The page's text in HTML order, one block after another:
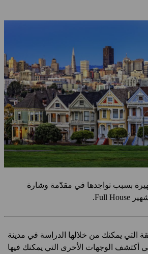
بسبب تواجدها في مقدّمة وشارة
Full House
.
يمكنك من خلالها الدراسة في مدينة
الوجهات الأخرى التي يمكنك فيها